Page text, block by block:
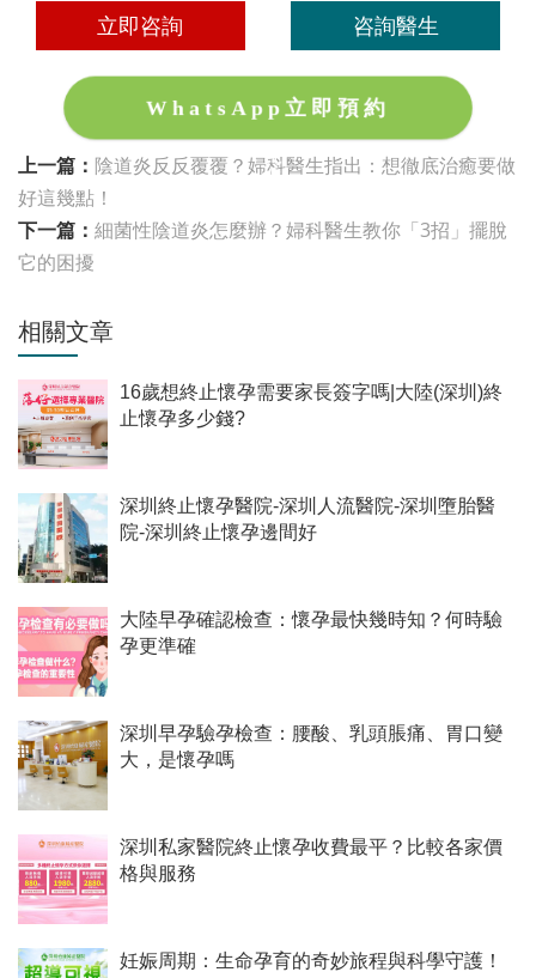
立即咨詢 咨詢醫生
WhatsApp立即預約
上一篇： 陰道炎反反覆覆？婦科醫生指出：想徹底治癒要做
好這幾點！
下一篇： 細菌性陰道炎怎麼辦？婦科醫生教你「3招」擺脫
它的困擾
相關文章
16歲想終止懷孕需要家長簽字嗎|大陸(深圳)終
止懷孕多少錢?
深圳終止懷孕醫院-深圳人流醫院-深圳墮胎醫
院-深圳終止懷孕邊間好
大陸早孕確認檢查：懷孕最快幾時知？何時驗
孕更準確
深圳早孕驗孕檢查：腰酸、乳頭脹痛、胃口變
大，是懷孕嗎
深圳私家醫院終止懷孕收費最平？比較各家價
格與服務
妊娠周期：生命孕育的奇妙旅程與科學守護！